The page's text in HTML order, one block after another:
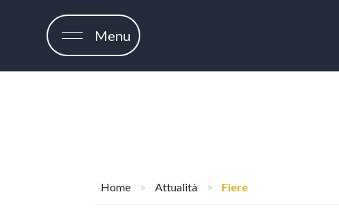
Menu
Home > Attualità > Fiere